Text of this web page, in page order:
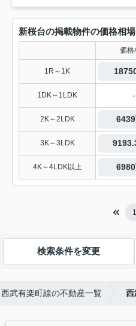
新桜台の掲載物件の価格相場
価格
1R～1K
1DK～1LDK -
2K～2LDK
3K～3LDK
4K～4LDK以上
1
検索条件を変更
西武有楽町線の不動産一覧 西